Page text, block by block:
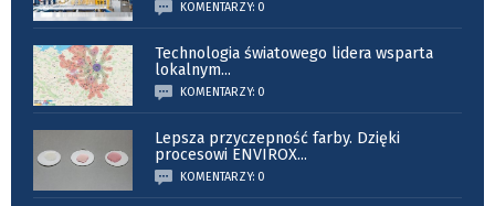
KOMENTARZY: 0
Technologia światowego lidera wsparta
lokalnym...
KOMENTARZY: 0
Lepsza przyczepność farby. Dzięki
procesowi ENVIROX...
KOMENTARZY: 0